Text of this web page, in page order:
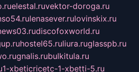
elestal.ruvektor-doroga.ru
lenasever.rulovinskix.ru
discofoxworld.ru
hostel65.ruliura.ruglasspb.ru
gnalis.rubulkitula.ru
1-xbeticricetc-1-xbetti-5.ru